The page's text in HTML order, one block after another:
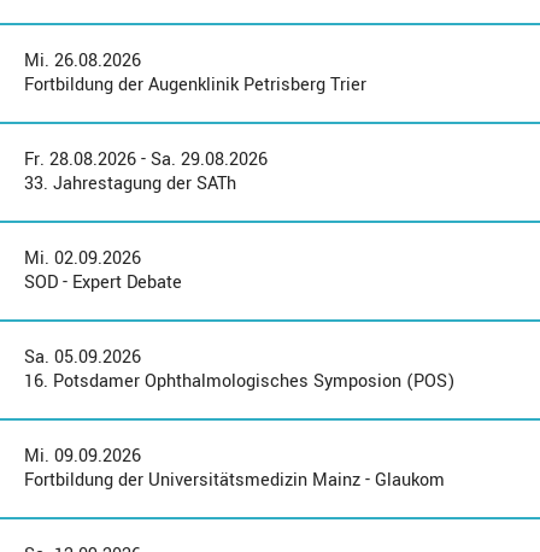
Mi. 26.08.2026
Fortbildung der Augenklinik Petrisberg Trier
Fr. 28.08.2026 - Sa. 29.08.2026
33. Jahrestagung der SATh
Mi. 02.09.2026
SOD - Expert Debate
Sa. 05.09.2026
16. Potsdamer Ophthalmologisches Symposion (POS)
Mi. 09.09.2026
Fortbildung der Universitätsmedizin Mainz - Glaukom